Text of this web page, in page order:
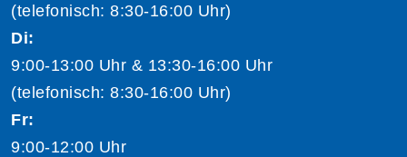
(telefonisch: 8:30-16:00 Uhr)
Di:
9:00-13:00 Uhr & 13:30-16:00 Uhr
(telefonisch: 8:30-16:00 Uhr)
Fr:
9:00-12:00 Uhr